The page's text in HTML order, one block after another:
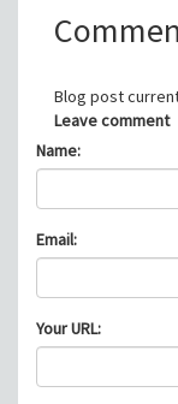
Blog post
Leave comment
Name:
Email:
Your URL: